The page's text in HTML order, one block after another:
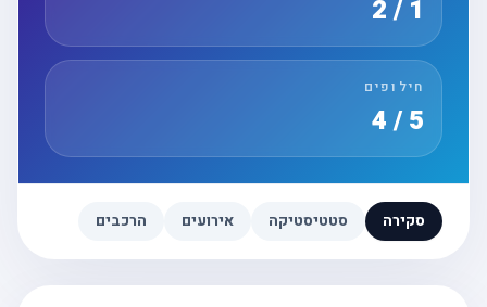
חילופים
סקירה סטטיסטיקה אירועים הרכבים